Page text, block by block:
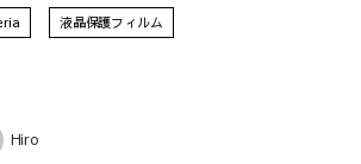
液晶保護フィルム
Hiro